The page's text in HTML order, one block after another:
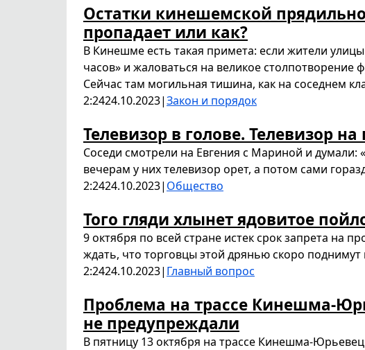
Остатки кинешемской
пропадает или как?
В Кинешме есть такая примета: если жители
часов» и жаловаться на великое столпотворение
Сейчас там могильная тишина, как на соседнем
2:2424.10.2023|Закон и порядок
Телевизор в голове. Телевизор на
Соседи смотрели на Евгения с Мариной и
вечерам у них телевизор орет, а потом сами
2:2424.10.2023| Общество
Того гляди хлынет ядовитое
9 октября по всей стране истек срок запрета на
ждать, что торговцы этой дрянью скоро поднимут
2:2424.10.2023| Главный вопрос
Проблема на трассе Кинешма-
не предупреждали
В пятницу 13 октября на трассе Кинешма-